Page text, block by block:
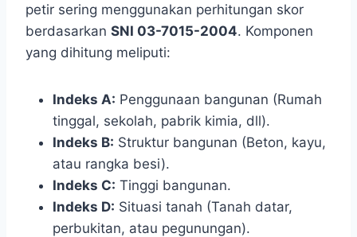
petir sering menggunakan perhitungan skor
berdasarkan SNI 03-7015-2004. Komponen
yang dihitung meliputi:
Indeks A: Penggunaan bangunan (Rumah
tinggal, sekolah, pabrik kimia, dll).
Indeks B: Struktur bangunan (Beton, kayu,
atau rangka besi).
Indeks C: Tinggi bangunan.
Indeks D: Situasi tanah (Tanah datar,
perbukitan, atau pegunungan).